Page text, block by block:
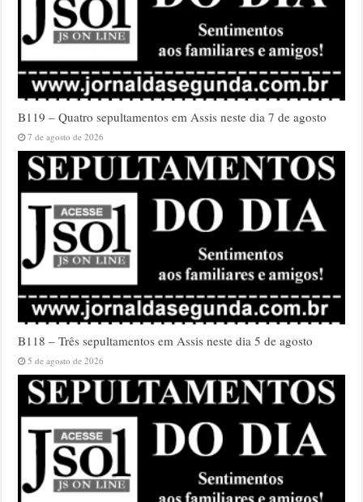
B119 – Quatro sepultamentos em Assis neste dia 7 de agosto
7 de agosto de 2026
B118 – Três sepultamentos em Assis neste dia 5 de agosto
5 de agosto de 2026